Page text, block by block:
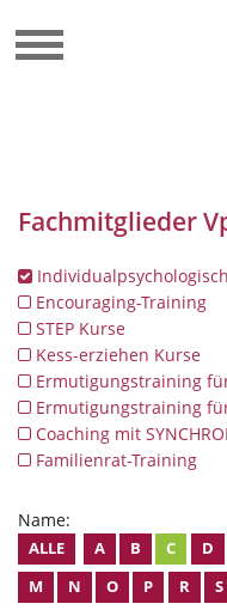
Fachmitglieder
Encouraging-Training
STEP Kurse
Kess-erziehen Kurse
Ermutigungstraining
Ermutigungstraining
Coaching mit
Familienrat-Training
Name:
ALLE A B C D
M
N O P R S